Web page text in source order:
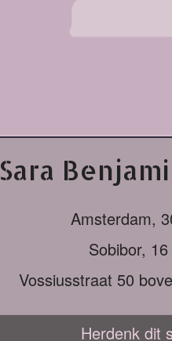
Sara
Amsterdam,
Sobibor,
Vossiusstraat 50
Herdenk dit